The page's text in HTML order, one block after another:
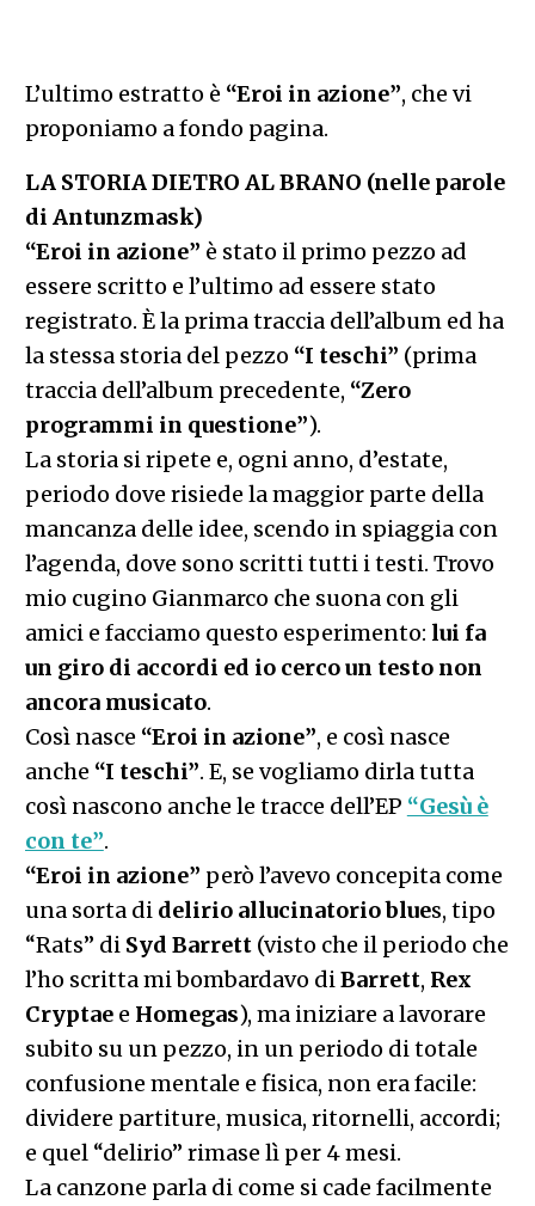
L’ultimo estratto è “Eroi in azione”, che vi
proponiamo a fondo pagina.
LA STORIA DIETRO AL BRANO (nelle parole
di Antunzmask)
“Eroi in azione” è stato il primo pezzo ad
essere scritto e l’ultimo ad essere stato
registrato. È la prima traccia dell’album ed ha
la stessa storia del pezzo “I teschi” (prima
traccia dell’album precedente, “Zero
programmi in questione”).
La storia si ripete e, ogni anno, d’estate,
periodo dove risiede la maggior parte della
mancanza delle idee, scendo in spiaggia con
l’agenda, dove sono scritti tutti i testi. Trovo
mio cugino Gianmarco che suona con gli
amici e facciamo questo esperimento: lui fa
un giro di accordi ed io cerco un testo non
ancora musicato.
Così nasce “Eroi in azione”, e così nasce
anche “I teschi”. E, se vogliamo dirla tutta
così nascono anche le tracce dell’EP “Gesù è
con te”.
“Eroi in azione” però l’avevo concepita come
una sorta di delirio allucinatorio blues, tipo
“Rats” di Syd Barrett(visto che il periodo che
l’ho scritta mi bombardavo diBarrett, Rex
Cryptaee Homegas), ma iniziare a lavorare
subito su un pezzo, in un periodo di totale
confusione mentale e fisica, non era facile:
dividere partiture, musica, ritornelli, accordi;
e quel “delirio” rimase lì per 4 mesi.
La canzone parla di come si cade facilmente